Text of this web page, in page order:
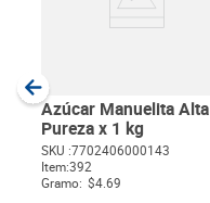
Azúcar Manuelita Alta
Pureza x 1 kg
SKU :7702406000143
Item:392
Gramo: $4.69